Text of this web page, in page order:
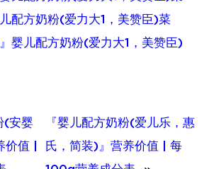
儿配方奶粉(爱力大1，美赞臣)菜
』婴儿配方奶粉(爱力大1，美赞臣)
(安婴
价值 |
『婴儿配方奶粉(爱儿乐，惠
氏，简装)』营养价值 | 每